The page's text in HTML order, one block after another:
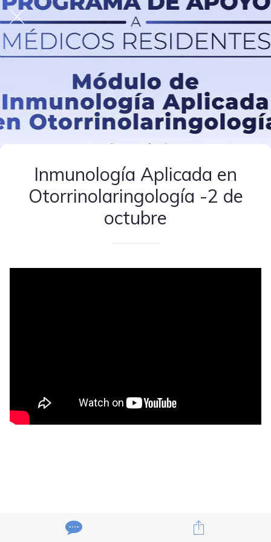
Inmunología Aplicada en
Otorrinolaringología -2 de
octubre